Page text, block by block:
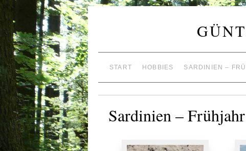
START HOBBIES SARDINIEN –
Sardinien –